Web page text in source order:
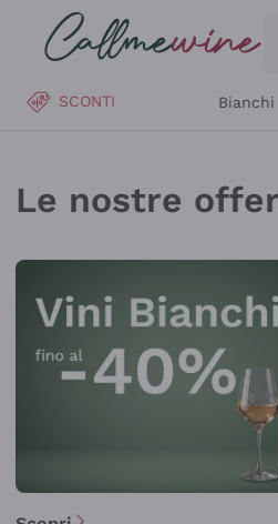
Salta al contenuto principale
SCONTI Bianchi
Callmewine:
Le nostre